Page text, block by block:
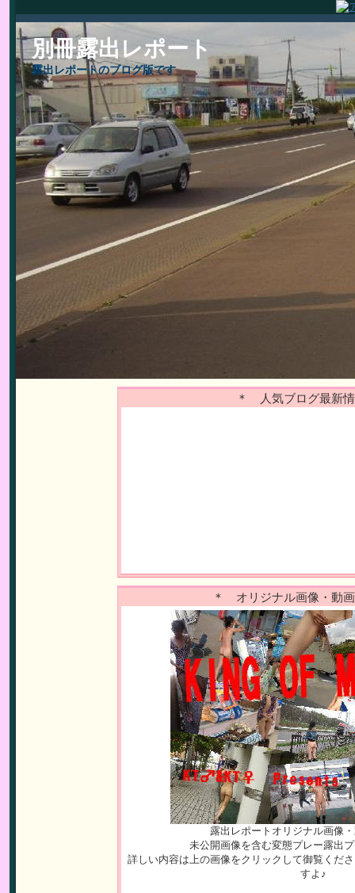
別冊露出レポート
露出レポートのブログ版です
＊ 人気ブログ最新
＊ オリジナル画像・動
露出レポートオリジナル画像
未公開画像を含む変態プレー露出
詳しい内容は上の画像をクリックして御覧くだ
すよ♪